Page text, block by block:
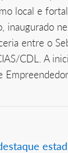
local e
inaugurado
entre o
CDL. A